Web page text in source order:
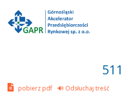
511
pobierz pdf 🔊 Odsłuchaj treść